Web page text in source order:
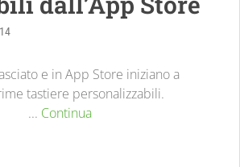
e in App Store iniziano a
tastiere personalizzabili.
Continua